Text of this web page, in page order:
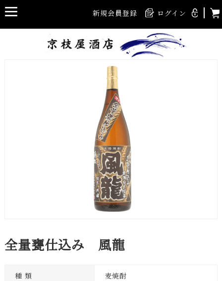
ログイン
新規会員登録
全量甕仕込み 風龍
種 類 麦焼酎